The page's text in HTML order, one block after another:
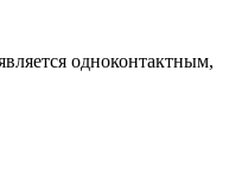
одноконтактным,